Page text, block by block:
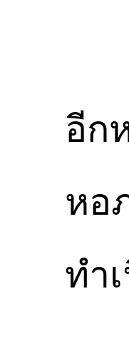
อีก
หอ
ทำ